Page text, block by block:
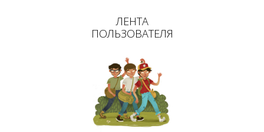
ЛЕНТА
ПОЛЬЗОВАТЕЛЯ